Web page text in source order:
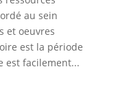
au sein
et oeuvres
est la période
est facilement...